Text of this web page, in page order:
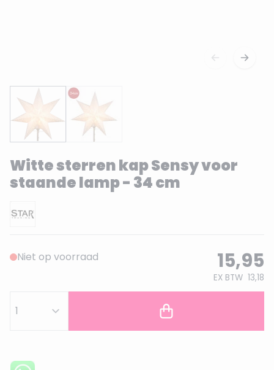
Witte sterren kap Sensy voor
staande lamp - 34 cm
Niet op voorraad 15,95
EX BTW 13,18